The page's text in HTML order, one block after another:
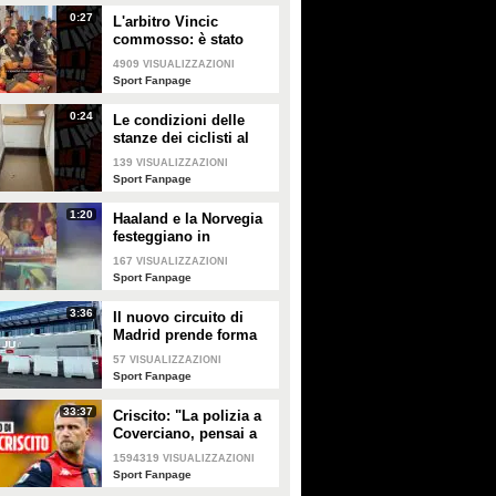
0:27
L'arbitro Vincic
commosso: è stato
designato per la finale
Spagna-Argentina
4909 VISUALIZZAZIONI
Sport Fanpage
0:24
Le condizioni delle
stanze dei ciclisti al
Tour de France 2026
139 VISUALIZZAZIONI
Sport Fanpage
1:20
Haaland e la Norvegia
festeggiano in
discoteca dopo
l'eliminazione dei
167 VISUALIZZAZIONI
Sport Fanpage
3:36
Il nuovo circuito di
Madrid prende forma
in vista del GP di
Spagna della Formula
Sainz
57 VISUALIZZAZIONI
Sport Fanpage
33:37
Criscito: "La polizia a
Coverciano, pensai a
mio figlio. Ho
mantenuto la
1594319 VISUALIZZAZIONI
Sport Fanpage